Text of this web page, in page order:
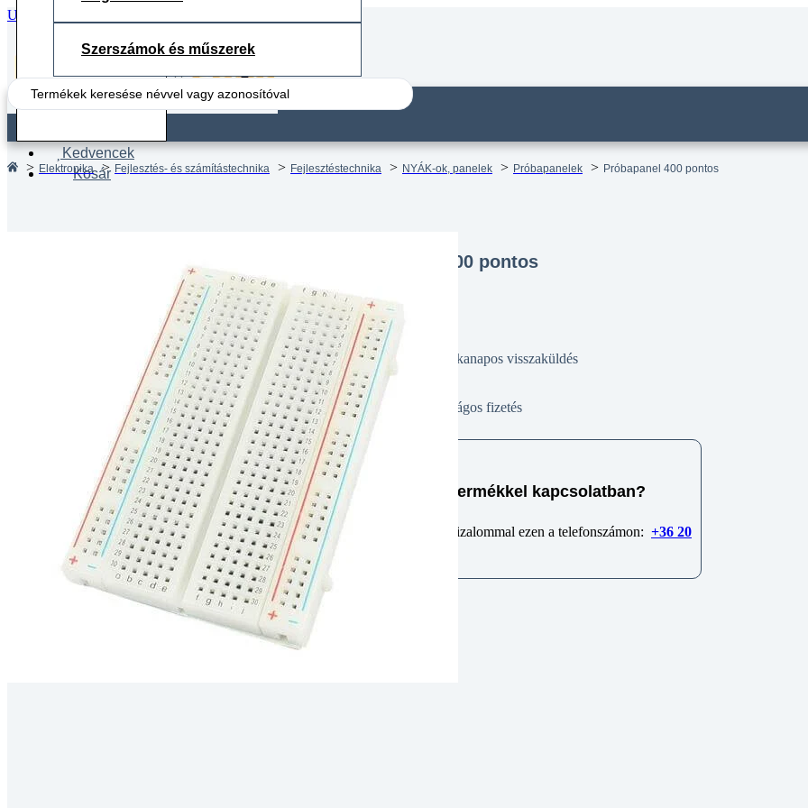
Ugrás a fő tartalomhoz
Search
...
Kedvencek
Kosár
Szerszámok és műszerek
Elektronika Fejlesztés- és számítástechnika Fejlesztéstechnika NYÁK-ok, panelek Próbapanelek Próbapanel 400 pontos
Próbapanel 400 pontos
14 munkanapos visszaküldés
Biztonságos fizetés
Kérdése van termékkel kapcsolatban?
Keressen minket bizalommal ezen a telefonszámon: +36 20